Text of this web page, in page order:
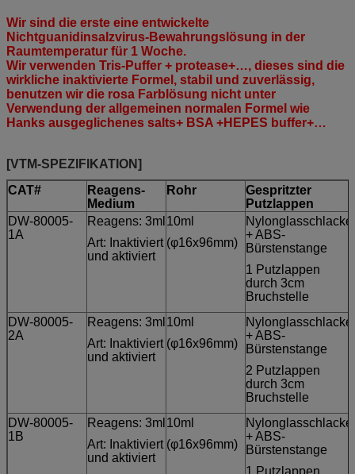
Wir sind die erste eine entwickelte
Nichtguanidinsalzvirus-Bewahrungslösung in der
Raumtemperatur für 1 Woche.
Wir verwenden Tris-Puffer + protease+…, dieses sind die
wirkliche inaktivierte Formel, stabil und zuverlässig,
benutzen wir die rosa Farblösung nicht unter
Verwendung der allgemeinen normalen Formel wie
Hanks ausgeglichenes salts+ BSA +HEPES buffer+…
[VTM-SPEZIFIKATION]
CAT#
Reagens-
Medium
Rohr
Gespritzter
Putzlappen
DW-80005-
1A
Reagens: 3ml
Art: Inaktiviert
und aktiviert
10ml
(φ16x96mm)
Nylonglasschlacke
+ ABS-
Bürstenstange
1 Putzlappen
durch 3cm
Bruchstelle
DW-80005-
2A
Reagens: 3ml
Art: Inaktiviert
und aktiviert
10ml
(φ16x96mm)
Nylonglasschlacke
+ ABS-
Bürstenstange
2 Putzlappen
durch 3cm
Bruchstelle
DW-80005-
1B
Reagens: 3ml
Art: Inaktiviert
und aktiviert
10ml
(φ16x96mm)
Nylonglasschlacke
+ ABS-
Bürstenstange
1 Putzlappen